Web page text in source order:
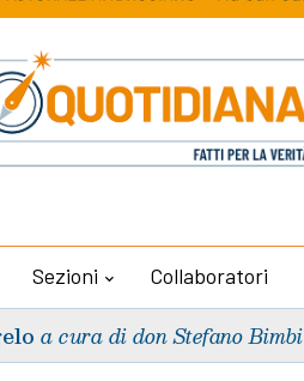
Sezioni Collaboratori
a cura di don Stefano Bimbi